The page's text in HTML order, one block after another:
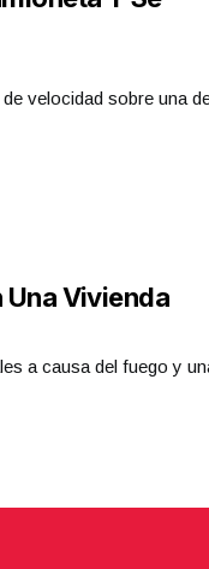
velocidad sobre una
Una Vivienda
a causa del fuego y